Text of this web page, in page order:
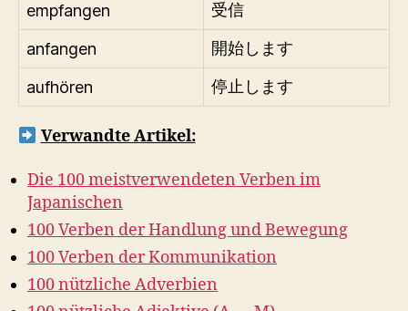
empfangen 受信
anfangen 開始します
aufhören 停止します
Verwandte Artikel:
Die 100 meistverwendeten Verben im
Japanischen
100 Verben der Handlung und Bewegung
100 Verben der Kommunikation
100 nützliche Adverbien